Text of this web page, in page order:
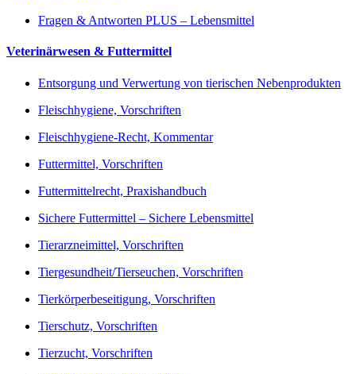
Fragen & Antworten PLUS – Lebensmittel
Veterinärwesen & Futtermittel
Entsorgung und Verwertung von tierischen Nebenprodukten
Fleischhygiene, Vorschriften
Fleischhygiene-Recht, Kommentar
Futtermittel, Vorschriften
Futtermittelrecht, Praxishandbuch
Sichere Futtermittel – Sichere Lebensmittel
Tierarzneimittel, Vorschriften
Tiergesundheit/Tierseuchen, Vorschriften
Tierkörperbeseitigung, Vorschriften
Tierschutz, Vorschriften
Tierzucht, Vorschriften